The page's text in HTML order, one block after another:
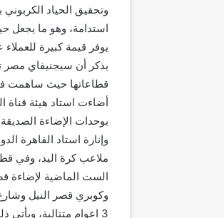
استدامة، وهو ما يجعل
يوفر قيمة كبيرة
يذكر أن سيجنيفاي مصر
قطاعاتها حيث ساهمت في
أضاءت استاد هيئة قناة
وإنارة استاد القاهرة
ملاعب كرة اليد، وفي
الست الماضية لإضاءة
3 اعوام متتالية، ويأتي ذلك انطلاقا من الإيمان بأهمية دورها في تنمية المجتمع.